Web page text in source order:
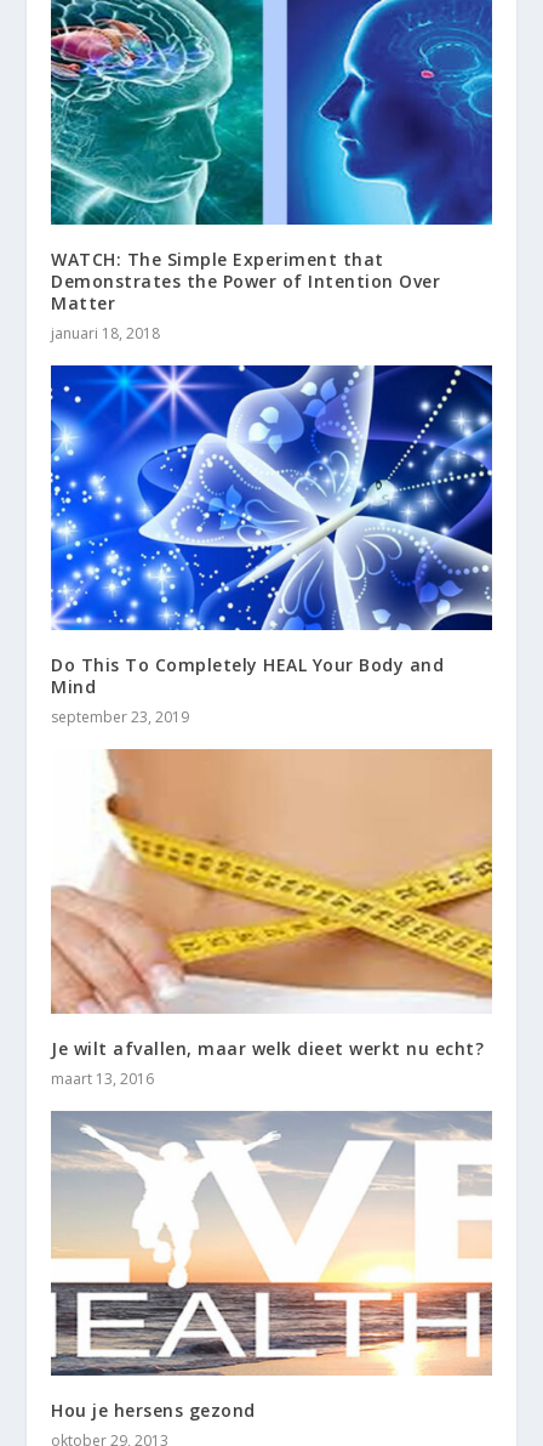
WATCH: The Simple Experiment that
Demonstrates the Power of Intention Over
Matter
januari 18, 2018
Do This To Completely HEAL Your Body and
Mind
september 23, 2019
Je wilt afvallen, maar welk dieet werkt nu echt?
maart 13, 2016
Hou je hersens gezond
oktober 29, 2013